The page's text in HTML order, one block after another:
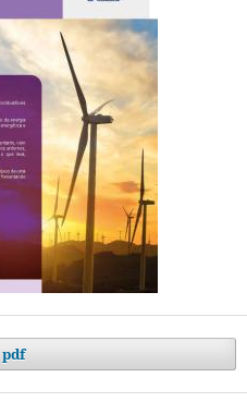
pdf